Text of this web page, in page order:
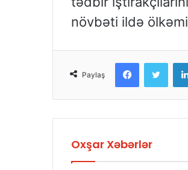
növbəti ildə
Paylaş
Facebook
Oxşar Xəbərlər